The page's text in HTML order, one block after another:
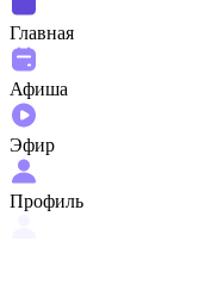
Главная
Афиша
Эфир
Профиль